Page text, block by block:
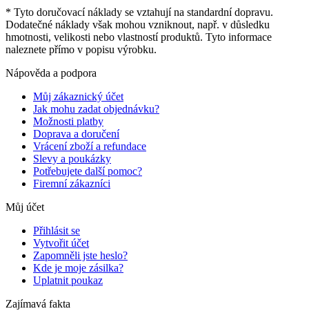
* Tyto doručovací náklady se vztahují na standardní dopravu.
Dodatečné náklady však mohou vzniknout, např. v důsledku
hmotnosti, velikosti nebo vlastností produktů. Tyto informace
naleznete přímo v popisu výrobku.
Nápověda a podpora
Můj zákaznický účet
Jak mohu zadat objednávku?
Možnosti platby
Doprava a doručení
Vrácení zboží a refundace
Slevy a poukázky
Potřebujete další pomoc?
Firemní zákazníci
Můj účet
Přihlásit se
Vytvořit účet
Zapomněli jste heslo?
Kde je moje zásilka?
Uplatnit poukaz
Zajímavá fakta